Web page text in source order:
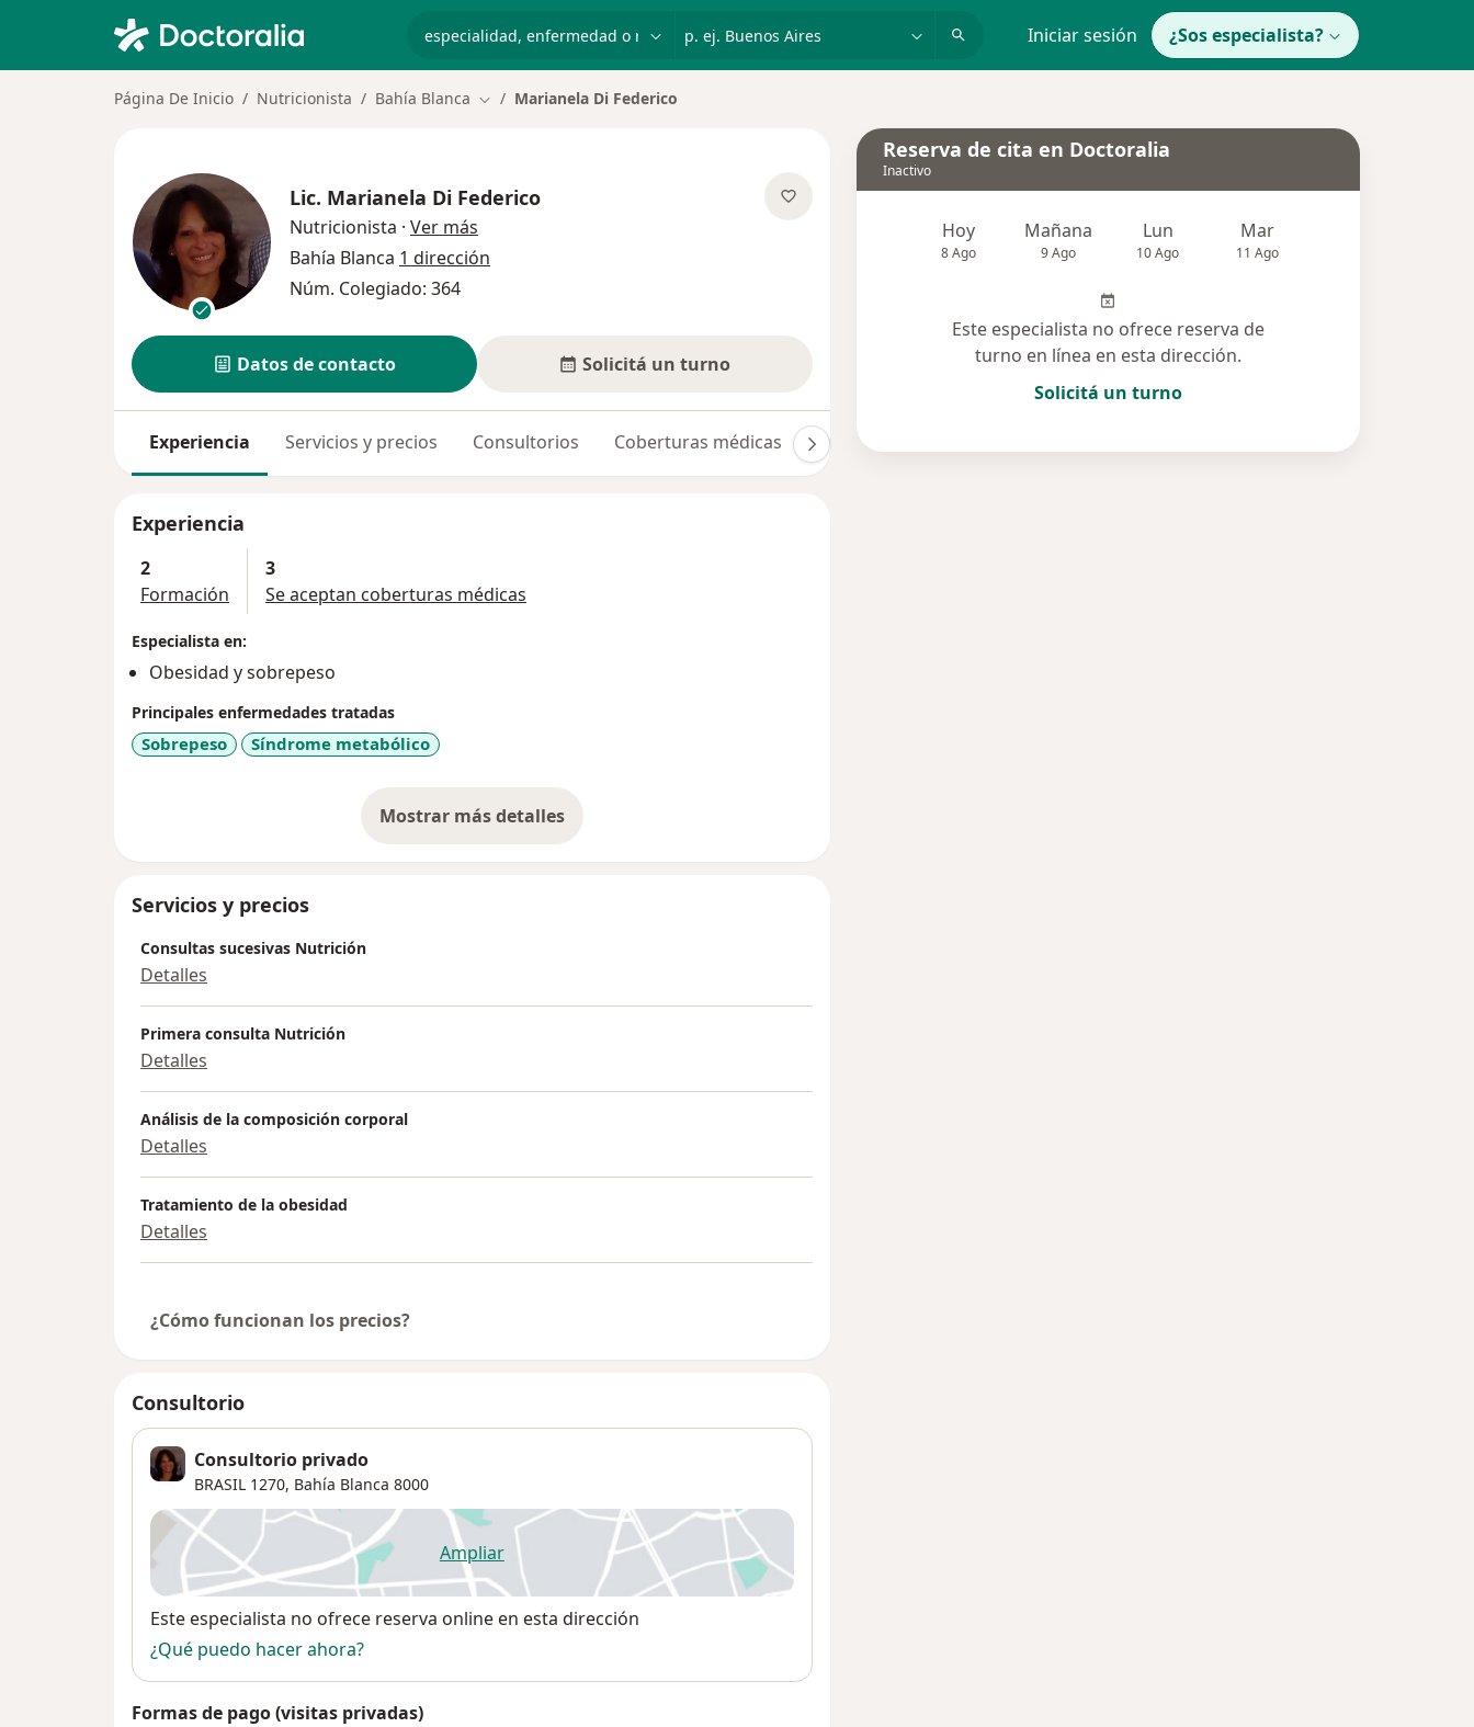
Iniciar sesión ¿Sos especialista?
Página De Inicio Nutricionista Bahía Blanca Cambiar de ciudad
Marianela Di Federico
Lic. Marianela Di Federico
Nutricionista · Ver más
Bahía Blanca 1 dirección
Núm. Colegiado: 364
Datos de contacto Solicitá un turno
Experiencia Servicios y precios Consultorios Coberturas médicas Opiniones
Experiencia
2
Formación
3
Se aceptan coberturas médicas
Especialista en:
Obesidad y sobrepeso
Principales enfermedades tratadas
Sobrepeso Síndrome metabólico
Mostrar más detalles
sobre la experiencia
Servicios y precios
Consultas sucesivas Nutrición
Detalles
Primera consulta Nutrición
Detalles
Análisis de la composición corporal
Detalles
Tratamiento de la obesidad
Detalles
¿Cómo funcionan los precios?
Consultorio
Consultorio privado
BRASIL 1270, Bahía Blanca 8000
Ampliarse abre en una nueva pestaña
Disponibilidad
Este especialista no ofrece reserva online en esta dirección
¿Qué puedo hacer ahora?
Formas de pago (visitas privadas)
Reserva de cita en Doctoralia
Inactivo
Hoy
8 Ago
Mañana
9 Ago
Lun
10 Ago
Mar
11 Ago
Este especialista no ofrece reserva de
turno en línea en esta dirección.
Solicitá un turno